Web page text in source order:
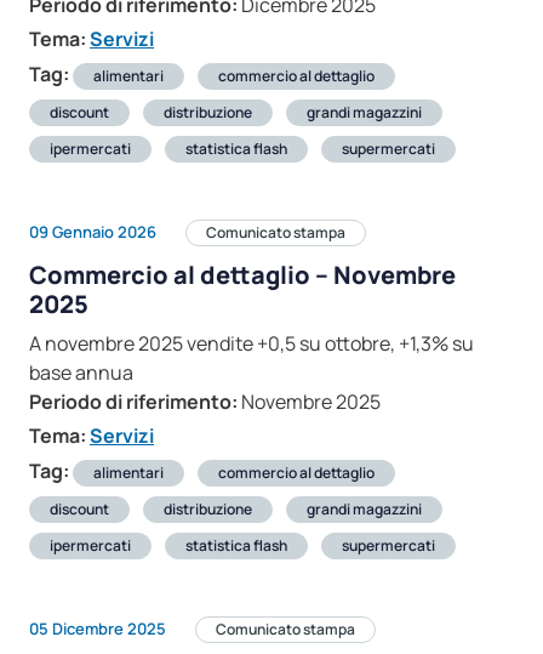
Tema:Servizi
Tag:
alimentari
commercio al dettaglio
discount
distribuzione
grandi magazzini
ipermercati
statistica flash supermercati
09 Gennaio 2026 Comunicato stampa
Commercio al dettaglio – Novembre
2025
A novembre 2025 vendite +0,5 su ottobre, +1,3% su
base annua
Periodo di riferimento: Novembre 2025
Tema:Servizi
Tag:
alimentari
commercio al dettaglio
discount
distribuzione
grandi magazzini
ipermercati
statistica flash supermercati
05 Dicembre 2025 Comunicato stampa